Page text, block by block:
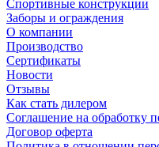
Спортивные конструкции
Заборы и ограждения
О компании
Производство
Сертификаты
Новости
Отзывы
Как стать дилером
Соглашение на обработку
Договор оферта